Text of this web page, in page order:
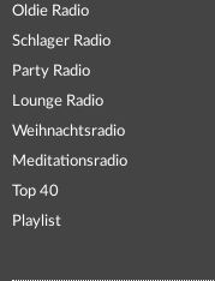
Oldie Radio
Schlager Radio
Party Radio
Lounge Radio
Weihnachtsradio
Meditationsradio
Top 40
Playlist